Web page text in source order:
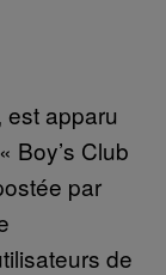
est apparu
Boy’s Club
par
de